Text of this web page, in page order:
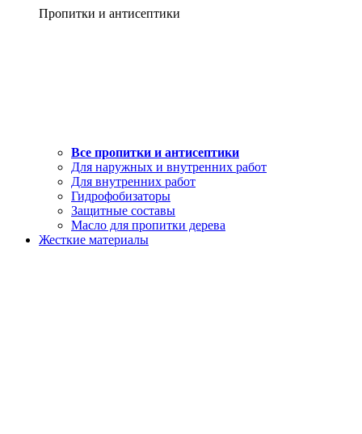
Пропитки и антисептики
Все пропитки и антисептики
Для наружных и внутренних работ
Для внутренних работ
Гидрофобизаторы
Защитные составы
Масло для пропитки дерева
Жесткие материалы